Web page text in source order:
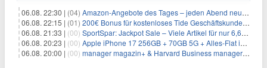
06.08. 22:30 | (04) Amazon-Angebote des Tages – jeden Abend neue Deals zum Stöbern
06.08. 22:15 | (01) 200€ Bonus für kostenloses Tide Geschäftskundenkonto
06.08. 21:33 | (00) SportSpar: Jackpot Sale – Viele Artikel für nur 6,66€ – nur 48 Stunden
06.08. 20:23 | (00) Apple iPhone 17 256GB + 70GB 5G + Alles-Flat im Vodafone-Netz für 34,99€/Monat – eff. 4,65€/Monat
06.08. 20:00 | (00) manager magazin+ & Harvard Business manager+ Digital-Kombi-Abo 1 Monat kostenlos